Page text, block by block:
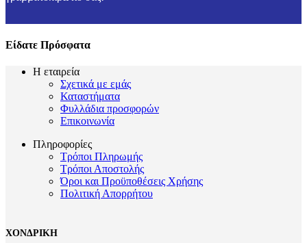
Είδατε Πρόσφατα
Η εταιρεία
Σχετικά με εμάς
Καταστήματα
Φυλλάδια προσφορών
Επικοινωνία
Πληροφορίες
Τρόποι Πληρωμής
Τρόποι Αποστολής
Όροι και Προϋποθέσεις Χρήσης
Πολιτική Απορρήτου
ΧΟΝΔΡΙΚΗ